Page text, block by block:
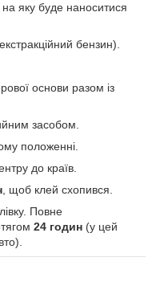
яку буде наноситися
бензин).
основи разом із
засобом.
положенні.
до країв.
, щоб клей схопився.
Повне
24 годин (у цей